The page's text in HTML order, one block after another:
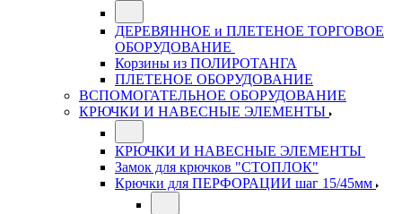
ДЕРЕВЯННОЕ и ПЛЕТЕНОЕ ТОРГОВОЕ
ОБОРУДОВАНИЕ
Корзины из ПОЛИРОТАНГА
ПЛЕТЕНОЕ ОБОРУДОВАНИЕ
ВСПОМОГАТЕЛЬНОЕ ОБОРУДОВАНИЕ
КРЮЧКИ И НАВЕСНЫЕ ЭЛЕМЕНТЫ
КРЮЧКИ И НАВЕСНЫЕ ЭЛЕМЕНТЫ
Замок для крючков "СТОПЛОК"
Крючки для ПЕРФОРАЦИИ шаг 15/45мм